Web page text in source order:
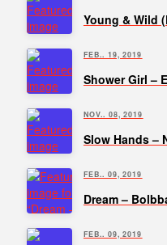
Young & Wild
FEB.. 19, 2019
Shower Girl –
NOV.. 08, 2019
Slow Hands –
FEB.. 09, 2019
Dream –
FEB.. 09, 2019